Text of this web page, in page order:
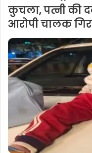
कुचला, पत्नी की
आरोपी चालक